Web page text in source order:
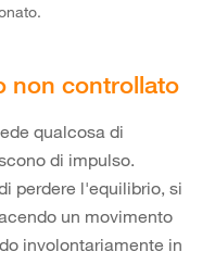
non controllato
qualcosa di
di impulso.
perdere l'equilibrio, si
un movimento
involontariamente in